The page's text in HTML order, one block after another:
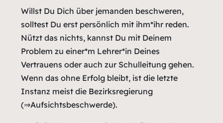
Willst Du Dich über jemanden beschweren,
solltest Du erst persönlich mit ihm*ihr reden.
Nützt das nichts, kannst Du mit Deinem
Problem zu einer*m Lehrer*in Deines
Vertrauens oder auch zur Schulleitung gehen.
Wenn das ohne Erfolg bleibt, ist die letzte
Instanz meist die Bezirksregierung
(⇒Aufsichtsbeschwerde).